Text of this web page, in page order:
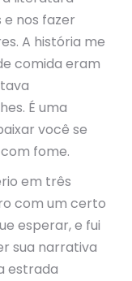
e nos fazer
A história me
comida eram
É uma
você se
fome.
em três
com um certo
esperar, e fui
sua narrativa
estrada